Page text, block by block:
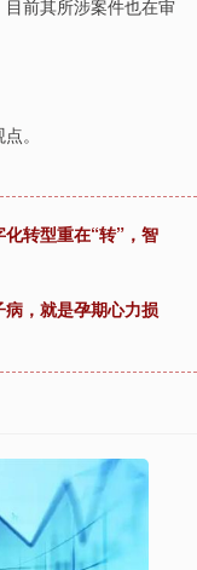
前其所涉案件也在审
。
转型重在“转”，智
，就是孕期心力损